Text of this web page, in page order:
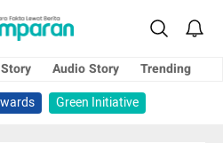
Audio Story
Trending
Green Initiative